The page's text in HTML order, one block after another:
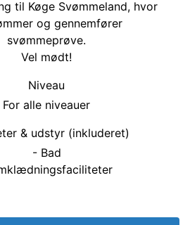
til Køge Svømmeland, hvor
og gennemfører
svømmeprøve.
Vel mødt!
Niveau
For alle niveauer
& udstyr (inkluderet)
- Bad